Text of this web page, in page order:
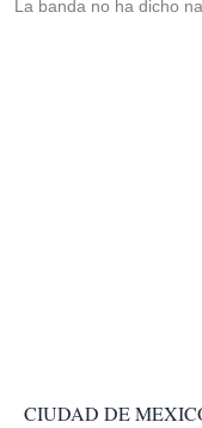
La banda no ha dicho
CIUDAD DE